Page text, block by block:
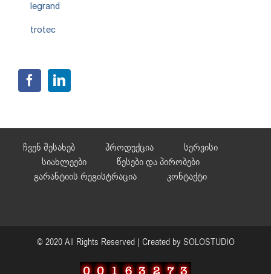
legrand
trotec
ჩვენ შესახებ პროდუქცია
სერვისი
სიახლეები
წესები და პირობები
გარანტიის რეგისტრაცია
კონტაქტი
© 2020 All Rights Reserved | Created by SOLOSTUDIO